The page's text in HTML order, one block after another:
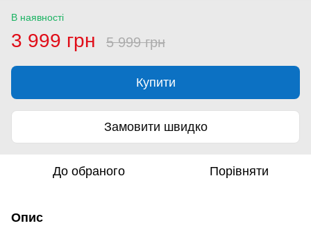
В наявності
3 999 грн 5 999 грн
Купити
Замовити швидко
До обраного Порівняти
Опис